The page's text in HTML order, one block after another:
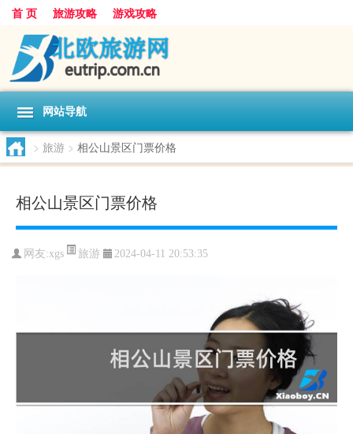
首 页 旅游攻略 游戏攻略
网站导航
> 旅游 > 相公山景区门票价格
相公山景区门票价格
网友:xgs 旅游 2024-04-11 20:53:35